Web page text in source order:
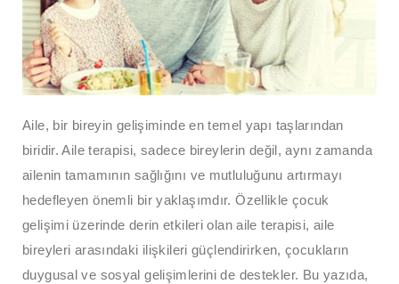
Aile, bir bireyin gelişiminde en temel yapı taşlarından
biridir. Aile terapisi, sadece bireylerin değil, aynı zamanda
ailenin tamamının sağlığını ve mutluluğunu artırmayı
hedefleyen önemli bir yaklaşımdır. Özellikle çocuk
gelişimi üzerinde derin etkileri olan aile terapisi, aile
bireyleri arasındaki ilişkileri güçlendirirken, çocukların
duygusal ve sosyal gelişimlerini de destekler. Bu yazıda,